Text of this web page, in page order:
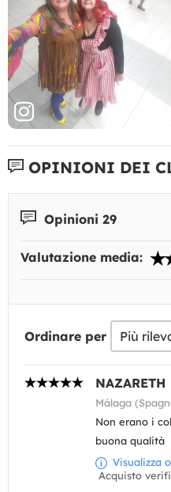
OPINIONI DEI
Opinioni 29
Valutazione media:
Ordinare per
NAZARETH
Málaga
Non erano i
buona qualità
Visualizza
Acquisto